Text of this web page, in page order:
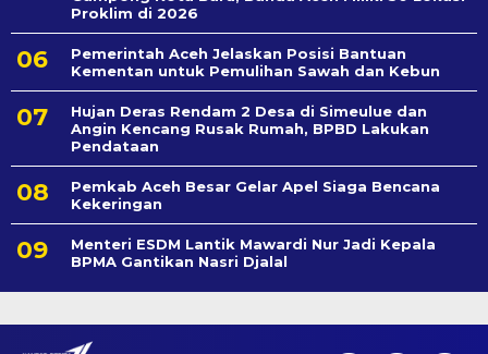
Proklim di 2026
Pemerintah Aceh Jelaskan Posisi Bantuan
Kementan untuk Pemulihan Sawah dan Kebun
Hujan Deras Rendam 2 Desa di Simeulue dan
Angin Kencang Rusak Rumah, BPBD Lakukan
Pendataan
Pemkab Aceh Besar Gelar Apel Siaga Bencana
Kekeringan
Menteri ESDM Lantik Mawardi Nur Jadi Kepala
BPMA Gantikan Nasri Djalal